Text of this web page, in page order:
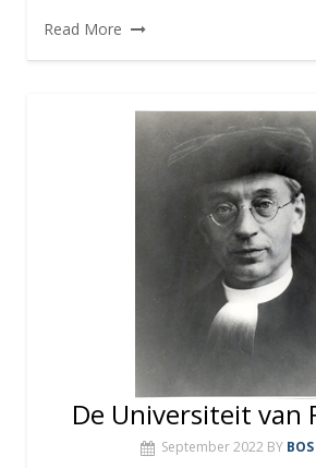
Read More
De Universiteit van
September 2022 BY